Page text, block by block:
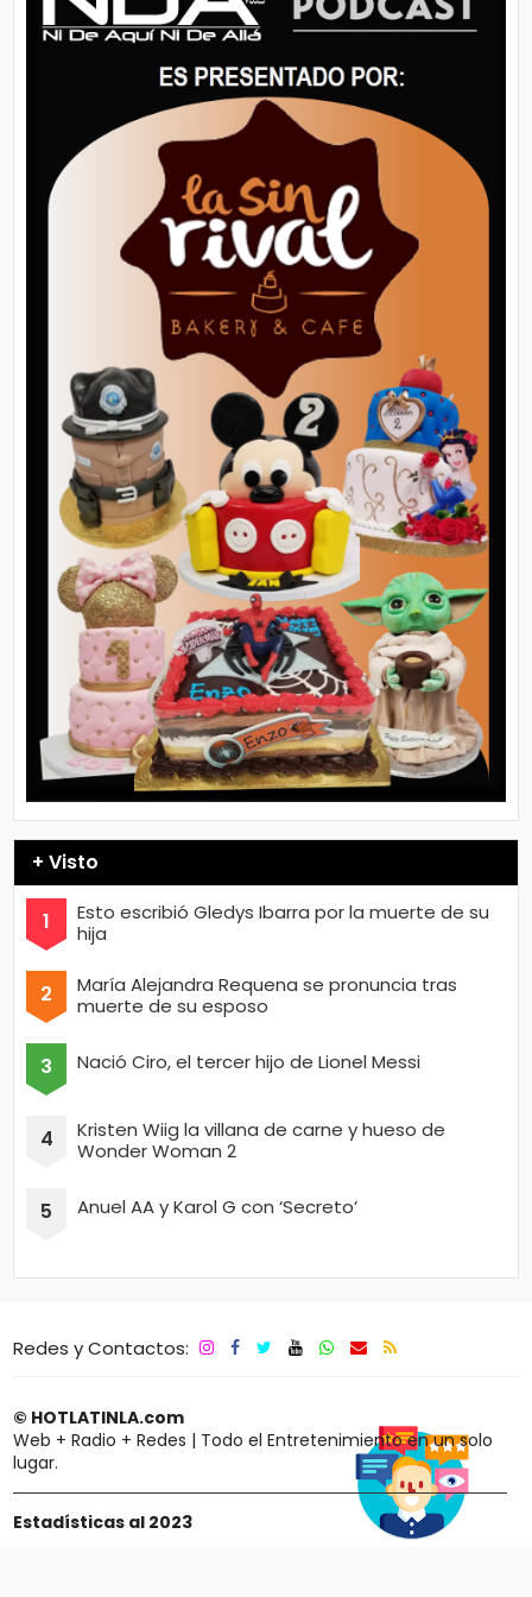
+ Visto
Esto escribió Gledys Ibarra por la muerte de su
hija
María Alejandra Requena se pronuncia tras
muerte de su esposo
Nació Ciro, el tercer hijo de Lionel Messi
Kristen Wiig la villana de carne y hueso de
Wonder Woman 2
Anuel AA y Karol G con ‘Secreto’
Redes y Contactos:
© HOTLATINLA.com
Web + Radio + Redes | Todo el Entretenimiento en un solo
lugar.
Estadísticas al 2023